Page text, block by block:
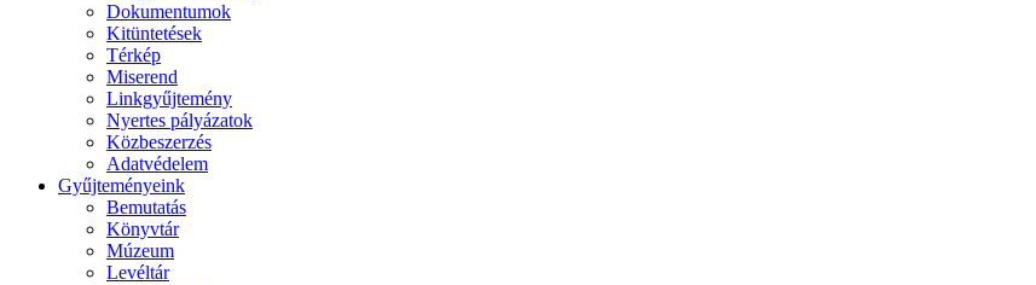
Dokumentumok
Kitüntetések
Térkép
Miserend
Linkgyűjtemény
Nyertes pályázatok
Közbeszerzés
Adatvédelem
Gyűjteményeink
Bemutatás
Könyvtár
Múzeum
Levéltár